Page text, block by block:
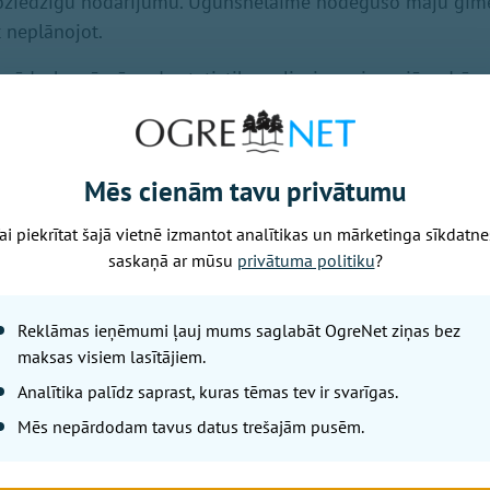
neplānojot.
ka pērnā gada statistika apliecina – joprojām
jo tiek pārkāptas elementāras ugunsdrošības prasības.
gadījumā. Visbiežāk pieļautās kļūdas ir nepareiza
apkures ierīču izmantošana, bojāta elektroinstalācija,
novietošana pie krāsnīm, nemaz nerunājot par citu
neievērošanu. Pat, ja apkārt valda postaža,
detektors, kas darbojas ar bateriju, pat bez elektrības
ir obligāta prasība katrā miteklī, iespējams,
Nākamais raksts
Mēs cienām tavu privātumu
piekrītat šajā vietnē izmantot analītikas un mārketinga
saskaņā ar mūsu privātuma politiku?
Reklāmas ieņēmumi ļauj mums saglabāt OgreNet ziņas bez
maksas visiem lasītājiem.
Analītika palīdz saprast, kuras tēmas tev ir svarīgas.
Mēs nepārdodam tavus datus trešajām pusēm.